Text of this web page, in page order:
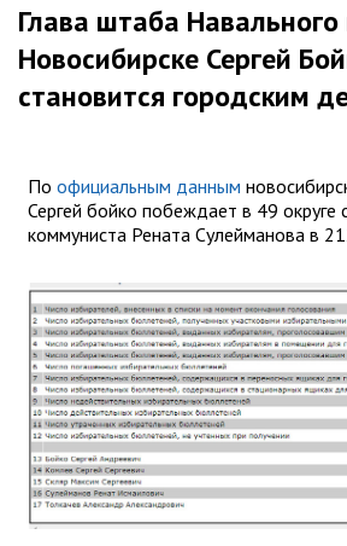
Глава штаба Навального
Новосибирске Сергей
становится городским
По официальным данным
Сергей бойко побеждает в 49 округе
коммуниста Рената Сулейманова в